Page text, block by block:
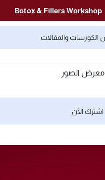
Botox & Fillers Workshop
معرض الصور